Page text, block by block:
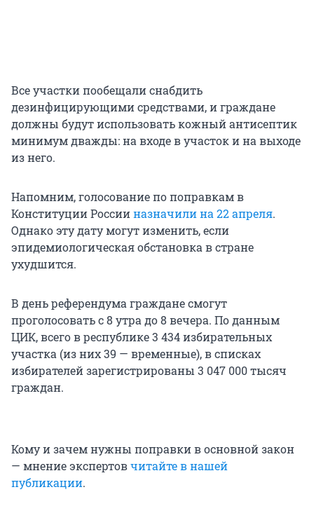
Все участки пообещали снабдить
дезинфицирующими средствами, и граждане
должны будут использовать кожный антисептик
минимум дважды: на входе в участок и на выходе
из него.
Напомним, голосование по поправкам в
Конституции Россииназначили на 22 апреля.
Однако эту дату могут изменить, если
эпидемиологическая обстановка в стране
ухудшится.
В день референдума граждане смогут
проголосовать с 8 утра до 8 вечера. По данным
ЦИК, всего в республике 3 434 избирательных
участка (из них 39 — временные), в списках
избирателей зарегистрированы 3 047 000 тысяч
граждан.
Кому и зачем нужны поправки в основной закон
— мнение экспертовчитайте в нашей
публикации.